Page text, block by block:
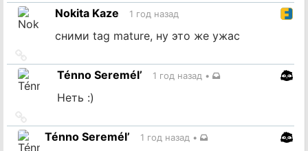
на
источникNokita Kaze 1 год назад
сними tag mature, ну это же ужас
на
источникTénno Seremél’ 1 год назад •
Неть :)
на
источник
Ténno Seremél’ 1 год назад •